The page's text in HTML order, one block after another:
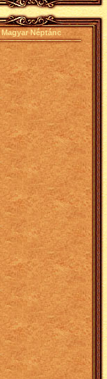
Magyar Néptánc